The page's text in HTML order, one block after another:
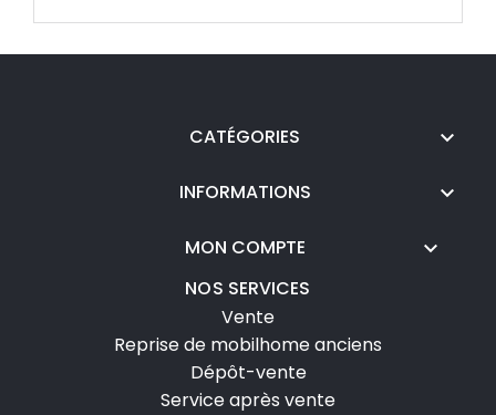
CATÉGORIES 
INFORMATIONS 
MON COMPTE 
NOS SERVICES
Vente
Reprise de mobilhome anciens
Dépôt-vente
Service après vente